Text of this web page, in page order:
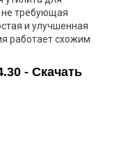
не требующая
и улучшенная
работает схожим
- Скачать